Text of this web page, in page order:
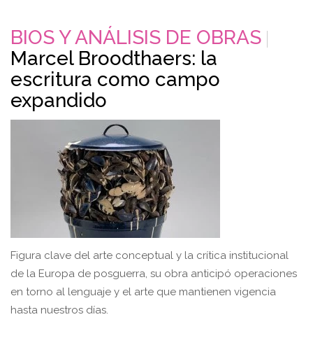
BIOS Y ANÁLISIS DE OBRAS
Marcel Broodthaers: la
escritura como campo
expandido
Figura clave del arte conceptual y la crítica institucional
de la Europa de posguerra, su obra anticipó operaciones
en torno al lenguaje y el arte que mantienen vigencia
hasta nuestros días.